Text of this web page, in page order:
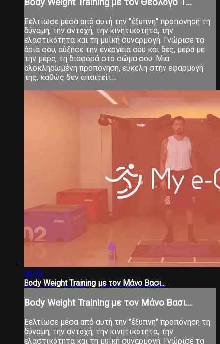
Body Weight Training με τον Θεολόγο Τ...
Βελτίωσε μέσα από αυτή την "έξυπνη" προπόνηση τη
δύναμη, την αντοχή, την κινητικότητα, την
ελαστικότητα και τη μυϊκή συναρμογή. Γνώρισε τα
όρια σου, αύξησε την ενέργεια σου και δες, μέρα με
την μέρα, τη διαφορά στο σώμα σου. Μια
ολοκληρωμένη προπόνηση, εύκολη στην εφαρμογή
της, καθώς δεν απαιτείτ...
44:19
Body Weight Training με τον Μάνο Βασι...
Body Weight Training με τον Μάνο Βασι...
Βελτίωσε μέσα από αυτή την "έξυπνη" προπόνηση τη
δύναμη, την αντοχή, την κινητικότητα, την
ελαστικότητα και τη μυϊκή συναρμογή. Γνώρισε τα